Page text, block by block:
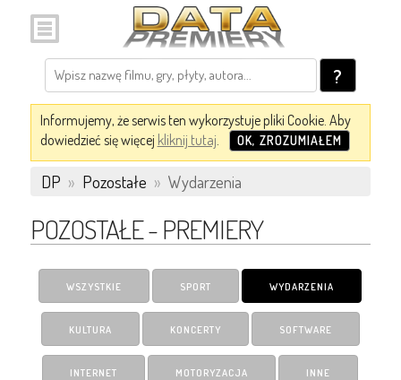
?
Informujemy, że serwis ten wykorzystuje pliki Cookie. Aby
dowiedzieć się więcej kliknij tutaj. OK, ZROZUMIAŁEM
DP » Pozostałe » Wydarzenia
POZOSTAŁE - PREMIERY
WSZYSTKIE SPORT WYDARZENIA
KULTURA KONCERTY SOFTWARE
INTERNET MOTORYZACJA INNE